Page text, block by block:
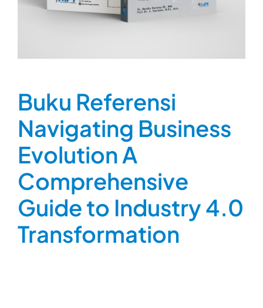
Buku Referensi
Navigating Business
Evolution A
Comprehensive
Guide to Industry 4.0
Transformation